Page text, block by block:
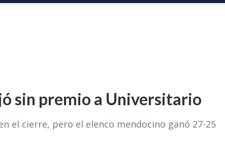
sin premio a Universitario
el cierre, pero el elenco mendocino ganó 27-25